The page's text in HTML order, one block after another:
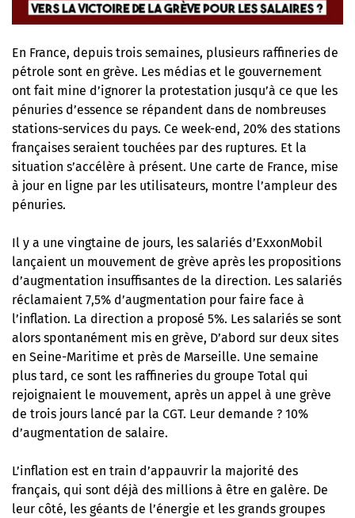
En France, depuis trois semaines, plusieurs raffineries de
pétrole sont en grève. Les médias et le gouvernement
ont fait mine d’ignorer la protestation jusqu’à ce que les
pénuries d’essence se répandent dans de nombreuses
stations-services du pays. Ce week-end, 20% des stations
françaises seraient touchées par des ruptures. Et la
situation s’accélère à présent. Une carte de France, mise
à jour en ligne par les utilisateurs, montre l’ampleur des
pénuries.
Il y a une vingtaine de jours, les salariés d’ExxonMobil
lançaient un mouvement de grève après les propositions
d’augmentation insuffisantes de la direction. Les salariés
réclamaient 7,5% d’augmentation pour faire face à
l’inflation. La direction a proposé 5%. Les salariés se sont
alors spontanément mis en grève, D’abord sur deux sites
en Seine-Maritime et près de Marseille. Une semaine
plus tard, ce sont les raffineries du groupe Total qui
rejoignaient le mouvement, après un appel à une grève
de trois jours lancé par la CGT. Leur demande ? 10%
d’augmentation de salaire.
L’inflation est en train d’appauvrir la majorité des
français, qui sont déjà des millions à être en galère. De
leur côté, les géants de l’énergie et les grands groupes